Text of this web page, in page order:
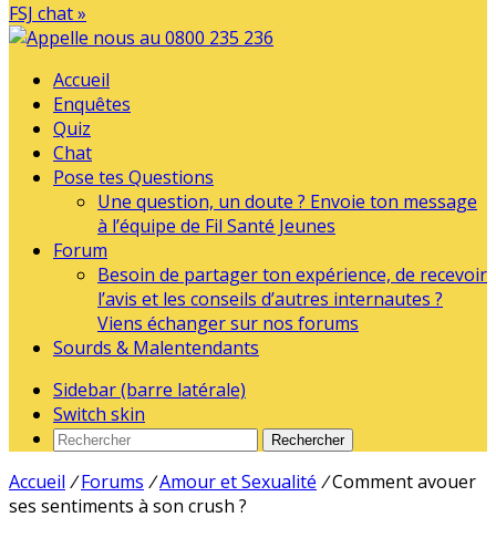
FSJ chat »
Accueil
Enquêtes
Quiz
Chat
Pose tes Questions
Une question, un doute ? Envoie ton message
à l’équipe de Fil Santé Jeunes
Forum
Besoin de partager ton expérience, de recevoir
l’avis et les conseils d’autres internautes ?
Viens échanger sur nos forums
Sourds & Malentendants
Sidebar (barre latérale)
Switch skin
Rechercher
Accueil / Forums /Amour et Sexualité /Comment avouer
ses sentiments à son crush ?